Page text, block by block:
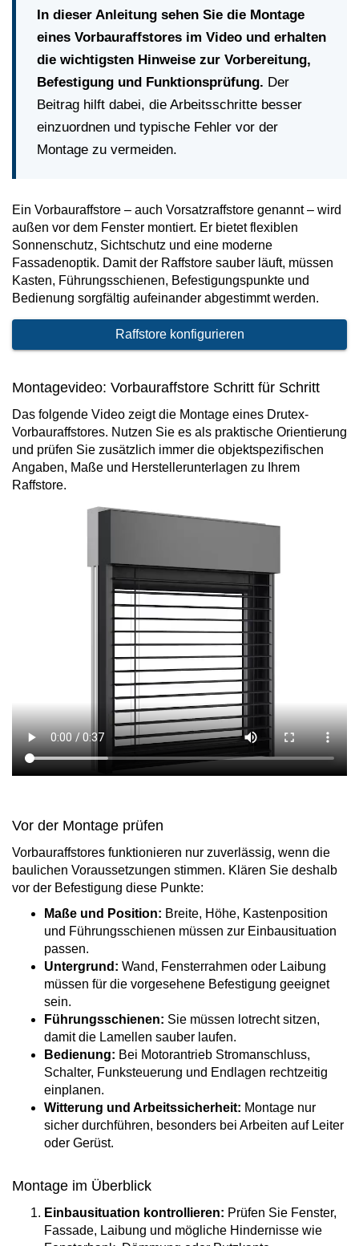
Durchreichefenster
Englische Schiebefenster
Klappfenster
Loftfenster
Niederländische Fenster
Renovationsfenster
Stahlfenster
Verglasung
Hebeschiebetüren Holz
Hebeschiebetüren Holz-Alu
FALTSCHIEBETÜREN NACH MATERIAL
Faltschiebetüren Holz
PSK konfigurieren
Hebeschiebetür konfigurieren
Faltschiebetüre konfigurieren
Nebeneinganstüren
Pivottüren
Rollläden Übersicht
Raffstoren Übersicht
Fensterläden
Fensterkopplungen
Montagematerial
Fensterdichtungen
Folienfächer / Farbmuster
Anleitungen
THEMEN
Erklärvideos
Energiesparfenster
Schallschutzfenster
Dreiecksfenster
Rahmenlose Eckverglasung
Sprossenfenster
Brandschutzfenster
Fensterfarben
Smart-Home Lösungen
In dieser Anleitung sehen Sie die Montage
eines Vorbauraffstores im Video und erhalten
die wichtigsten Hinweise zur Vorbereitung,
Befestigung und Funktionsprüfung. Der
Beitrag hilft dabei, die Arbeitsschritte besser
einzuordnen und typische Fehler vor der
Montage zu vermeiden.
Ein Vorbauraffstore – auch Vorsatzraffstore genannt – wird
außen vor dem Fenster montiert. Er bietet flexiblen
Sonnenschutz, Sichtschutz und eine moderne
Fassadenoptik. Damit der Raffstore sauber läuft, müssen
Kasten, Führungsschienen, Befestigungspunkte und
Bedienung sorgfältig aufeinander abgestimmt werden.
Raffstore konfigurieren
Montagevideo: Vorbauraffstore Schritt für Schritt
Das folgende Video zeigt die Montage eines Drutex-
Vorbauraffstores. Nutzen Sie es als praktische Orientierung
und prüfen Sie zusätzlich immer die objektspezifischen
Angaben, Maße und Herstellerunterlagen zu Ihrem
Raffstore.
Vor der Montage prüfen
Vorbauraffstores funktionieren nur zuverlässig, wenn die
baulichen Voraussetzungen stimmen. Klären Sie deshalb
vor der Befestigung diese Punkte:
Maße und Position: Breite, Höhe, Kastenposition
und Führungsschienen müssen zur Einbausituation
passen.
Untergrund: Wand, Fensterrahmen oder Laibung
müssen für die vorgesehene Befestigung geeignet
sein.
Führungsschienen: Sie müssen lotrecht sitzen,
damit die Lamellen sauber laufen.
Bedienung: Bei Motorantrieb Stromanschluss,
Schalter, Funksteuerung und Endlagen rechtzeitig
einplanen.
Witterung und Arbeitssicherheit: Montage nur
sicher durchführen, besonders bei Arbeiten auf Leiter
oder Gerüst.
Montage im Überblick
Einbausituation kontrollieren: Prüfen Sie Fenster,
Fassade, Laibung und mögliche Hindernisse wie